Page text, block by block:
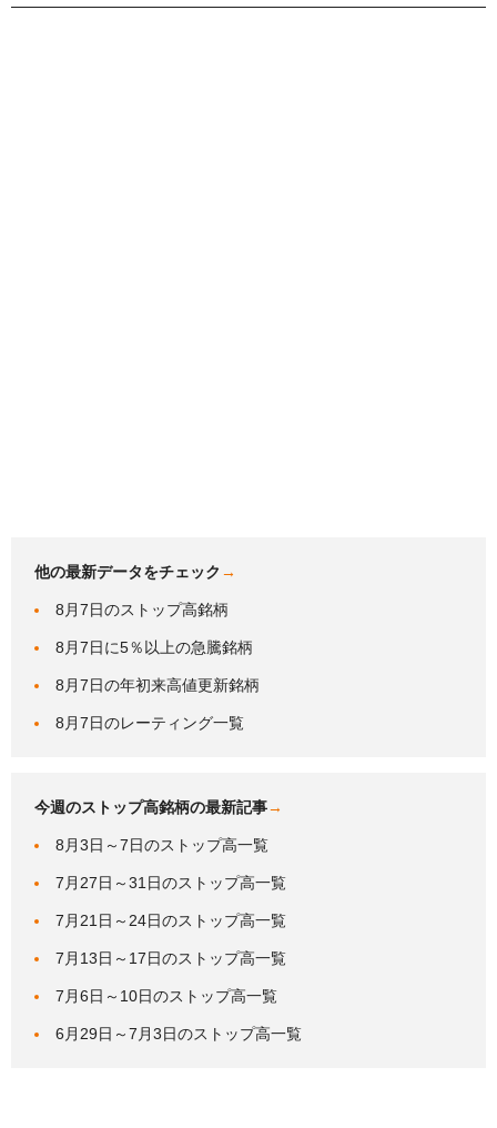
他の最新データをチェック →
8月7日のストップ高銘柄
8月7日に5％以上の急騰銘柄
8月7日の年初来高値更新銘柄
8月7日のレーティング一覧
今週のストップ高銘柄の最新記事→
8月3日～7日のストップ高一覧
7月27日～31日のストップ高一覧
7月21日～24日のストップ高一覧
7月13日～17日のストップ高一覧
7月6日～10日のストップ高一覧
6月29日～7月3日のストップ高一覧